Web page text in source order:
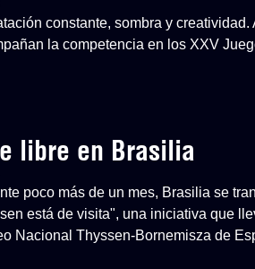
constante, sombra y
la competencia en los XXV
libre en Brasilia
poco más de un mes, Brasilia se
está de visita", una iniciativa que
Nacional Thyssen-Bornemisza de